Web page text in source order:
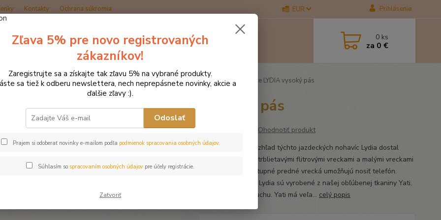
Kontakty Ochrana súkromia EUR Prihlásenie
Hľadať 0 ks
za 0 €
oblečenia MONTAR ZĽAVY! Jazdecké nohavice MONTAR jazdecké nohavice LYDIA vysoký pás
jazdecké nohavice LYDIA vysoký pás
Ohodnotiť produkt
Krásnya klasický vzhľad týchto jazdeckých nohavíc Lydia dostal
moderný nádych s trblietavými flitrovými vreckami a malými vreckami
na zips. Ľahko prístupné predné vrecká umožňujú nosiť telefón.
Jazdecké nohavice Lydia sú vyrobené z našej obľúbenej tkaniny Yati,
aby ste zostali v suchu. Yati má veľa... celý popis
Zľava 5% pre novo registrovaných
zákazníkov!
Zaregistrujte sa a získajte tak zľavu 5% na vybrané produkty.
sa tiež k odberu newslettera, nech neprepásnete novinky, akcie a
ďalšie zľavy :).
Odoslať
Prajem si odoberať novinky e-mailom podľa podmienok spracovania osobných údajov.
Súhlasím so spracovaním osobných údajov pre účely registrácie.
Zatvoriť